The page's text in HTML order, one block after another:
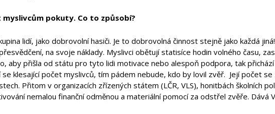
pokuty. Co to způsobí?
lidí, jako dobrovolní hasiči. Je to dobrovolná činnost stejně jako každá
na svoje náklady. Myslivci obětují statisíce hodin volného času,
aby přišla od státu pro tyto lidi motivace nebo alespoň podpora, tak přichází
se klesající počet myslivců, tím pádem nebude, kdo by lovil zvěř. Její počet se
Přitom v organizacích zřízených státem (LČR, VLS), honitbách školních
nemalou finanční odměnou a materiální pomocí za odstřel zvěře. Dává